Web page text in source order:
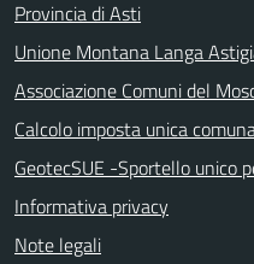
Provincia di Asti
Unione Montana Langa
Associazione Comuni del
Calcolo imposta unica
GeotecSUE -Sportello unico
Informativa privacy
Note legali